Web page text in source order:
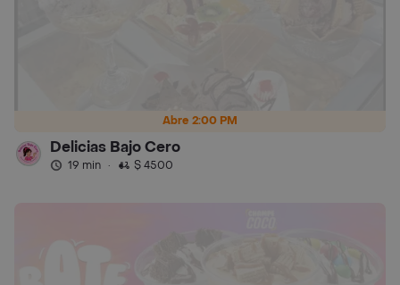
Abre 2:00 PM
Delicias Bajo Cero
19 min · $ 4500